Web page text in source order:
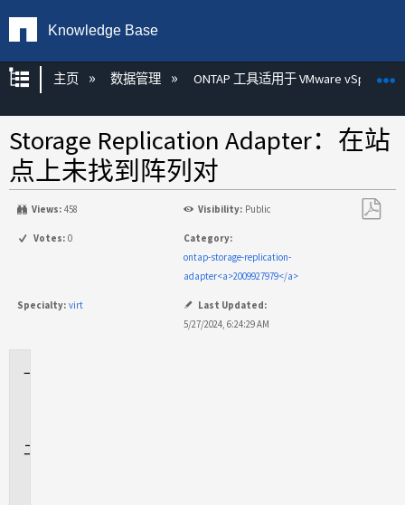
Knowledge Base
扩展/隐缩全局层次
主页 数据管理 ONTAP 工具适用于 VMware vSphere
Storage Replication Adapter：在站
点上未找到阵列对
Views: 458 Visibility: Public
Votes: 0
Category:
ontap-storage-replication-
adapter<a>2009927979</a>
Specialty: virt
Last Updated:
5/27/2024, 6:24:29 AM